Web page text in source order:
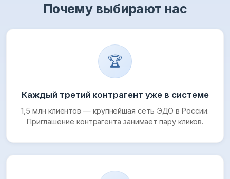
Почему выбирают нас
🏆
Каждый третий контрагент уже в системе
1,5 млн клиентов — крупнейшая сеть ЭДО в России.
Приглашение контрагента занимает пару кликов.